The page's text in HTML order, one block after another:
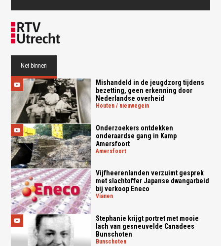
Oops! Something went
JavaScript console for technical details.
Net binnen
Mishandeld in de jeugdzorg tijdens
bezetting, geen erkenning door
Nederlandse overheid
houten / nieuwegein
Onderzoekers ontdekken
onderaardse gang in Kamp
Amersfoort
amersfoort
Vijfheerenlanden verzuimt gesprek
met slachtoffer Japanse dwangarbeid
bij verkoop Eneco
vianen
Stephanie krijgt portret met mooie
lach van gesneuvelde Canadees
Bunschoten
bunschoten